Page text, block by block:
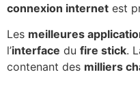
connexion internet est
Les meilleures
l’interface du fire stick.
contenant des milliers